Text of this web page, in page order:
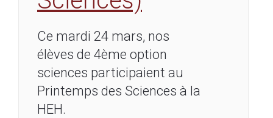
Ce mardi 24 mars, nos
élèves de 4ème option
sciences participaient au
Printemps des Sciences à la
HEH.